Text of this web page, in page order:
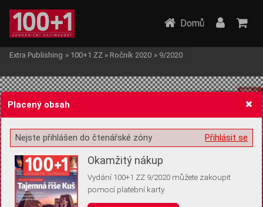
Žádost o souhlas s ukládáním volitelných informací
Domů
Extra Publishing » 100+1 ZZ » Ročník 2020 » 9/2020
Placený obsah
Přihlásit se
Nejste přihlášen do čtenářské zóny
Okamžitý nákup
Vydání 100+1 ZZ 9/2020 můžete zakoupit
pomocí platební karty